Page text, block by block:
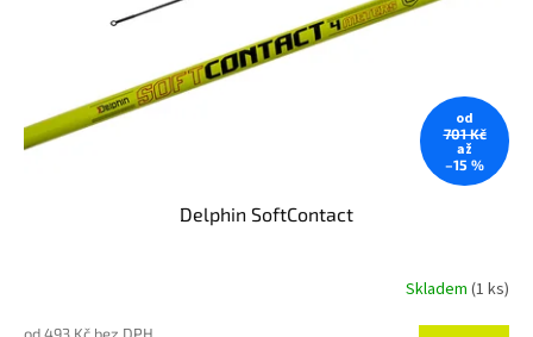
od
701 Kč
až
–15 %
Delphin SoftContact
Skladem (1 ks)